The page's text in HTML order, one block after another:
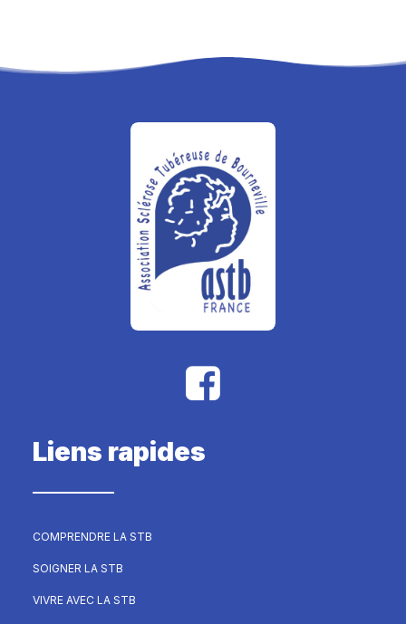
Liens rapides
COMPRENDRE LA STB
SOIGNER LA STB
VIVRE AVEC LA STB